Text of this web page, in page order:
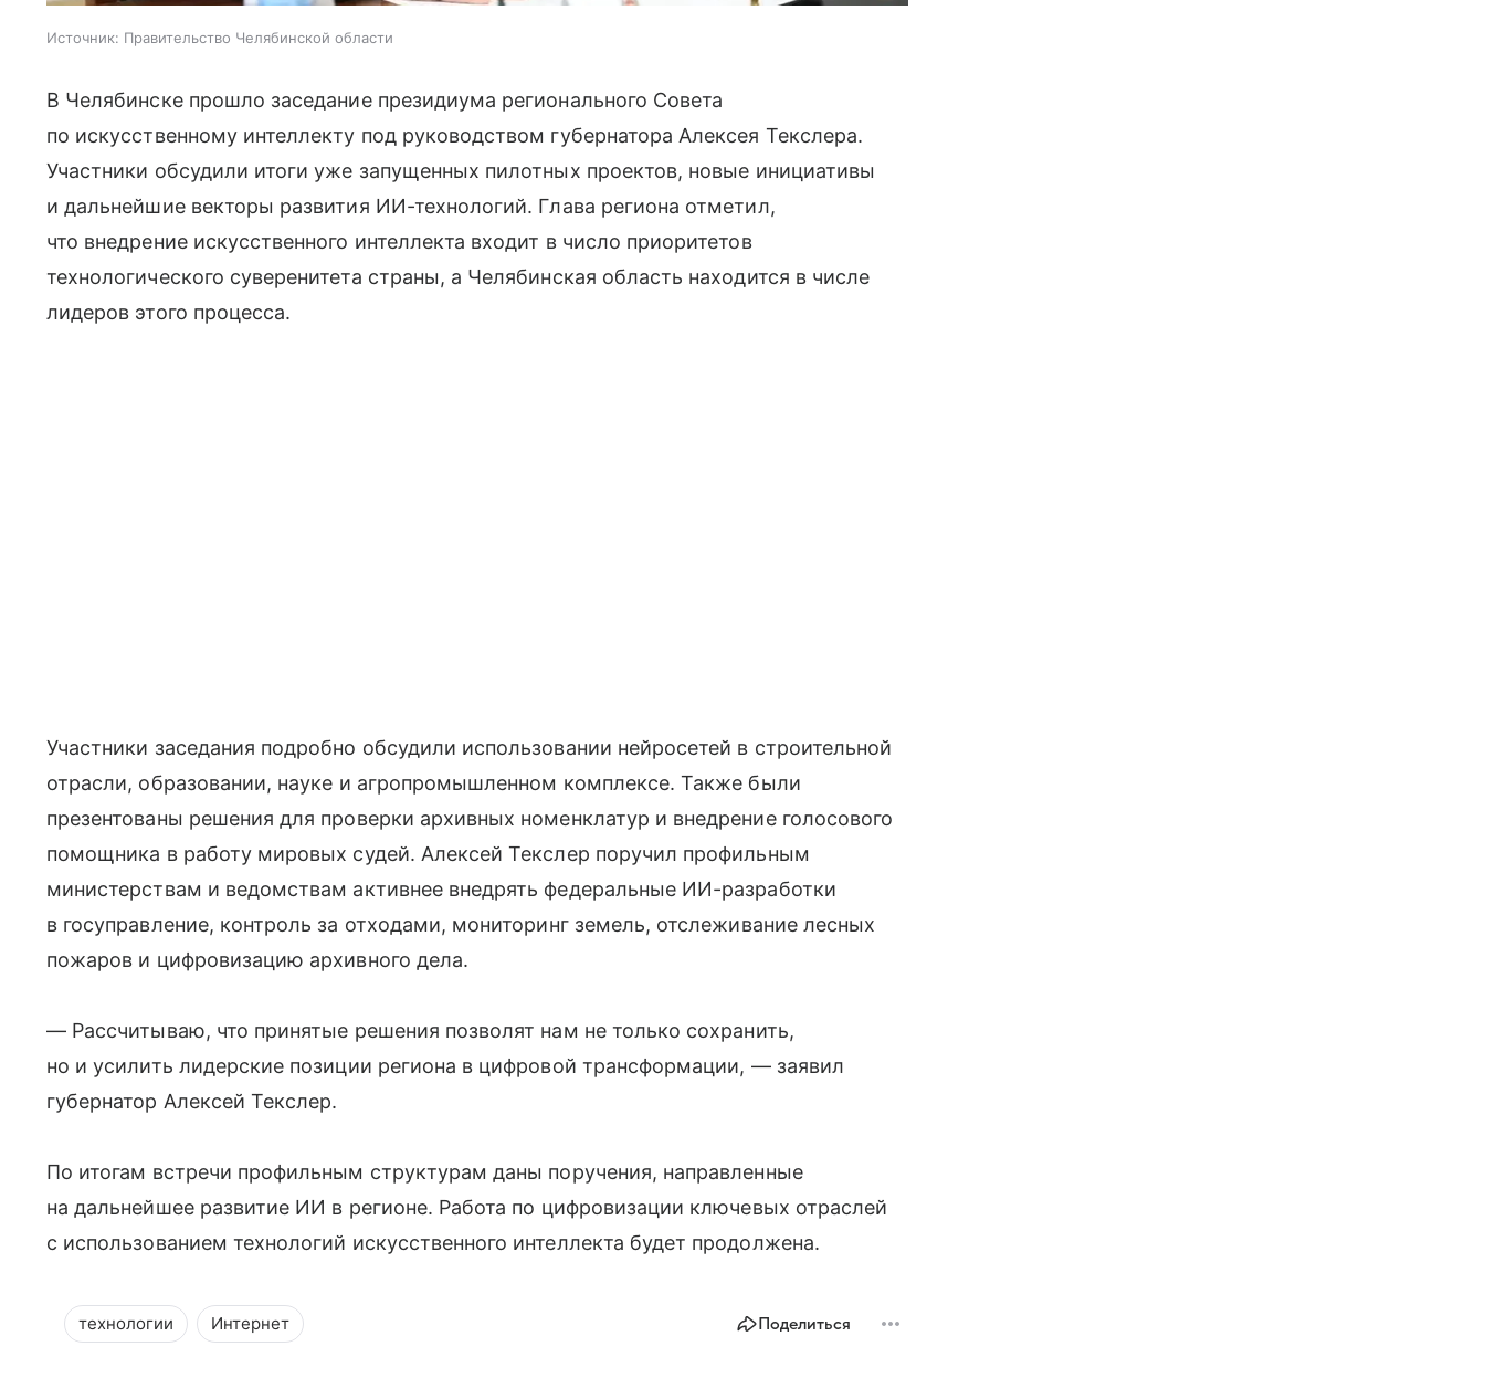
Источник: Правительство Челябинской области
В Челябинске прошло заседание президиума регионального Совета
по искусственному интеллекту под руководством губернатора Алексея Текслера.
Участники обсудили итоги уже запущенных пилотных проектов, новые инициативы
и дальнейшие векторы развития ИИ-технологий. Глава региона отметил,
что внедрение искусственного интеллекта входит в число приоритетов
технологического суверенитета страны, а Челябинская область находится в числе
лидеров этого процесса.
Участники заседания подробно обсудили использовании нейросетей в строительной
отрасли, образовании, науке и агропромышленном комплексе. Также были
презентованы решения для проверки архивных номенклатур и внедрение голосового
помощника в работу мировых судей. Алексей Текслер поручил профильным
министерствам и ведомствам активнее внедрять федеральные ИИ-разработки
в госуправление, контроль за отходами, мониторинг земель, отслеживание лесных
пожаров и цифровизацию архивного дела.
— Рассчитываю, что принятые решения позволят нам не только сохранить,
но и усилить лидерские позиции региона в цифровой трансформации, — заявил
губернатор Алексей Текслер.
По итогам встречи профильным структурам даны поручения, направленные
на дальнейшее развитие ИИ в регионе. Работа по цифровизации ключевых отраслей
с использованием технологий искусственного интеллекта будет продолжена.
технологии Интернет Поделиться